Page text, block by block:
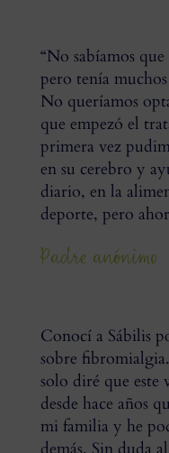
“No sabíamos
pero tenía
No queríamos
que empezó el
primera vez
en su cerebro y
diario, en la
deporte, pero
Padre anónimo
Conocí a Sábilis
sobre
solo diré que este
desde hace años
mi familia y he